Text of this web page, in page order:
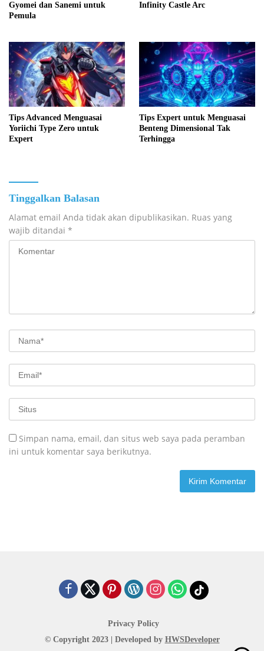
Gyomei dan Sanemi untuk
Pemula
Infinity Castle Arc
Tips Advanced Menguasai
Yoriichi Type Zero untuk
Expert
Tips Expert untuk Menguasai
Benteng Dimensional Tak
Terhingga
Tinggalkan Balasan
Alamat email Anda tidak akan dipublikasikan. Ruas yang
wajib ditandai *
Simpan nama, email, dan situs web saya pada peramban
ini untuk komentar saya berikutnya.
Privacy Policy
© Copyright 2023 | Developed by HWSDeveloper